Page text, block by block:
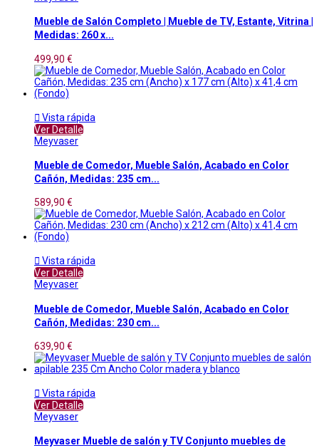
Mueble de Salón Completo | Mueble de TV, Estante, Vitrina |
Medidas: 260 x...
499,90 €
 Vista rápida
Ver Detalle
Meyvaser
Mueble de Comedor, Mueble Salón, Acabado en Color
Cañón, Medidas: 235 cm...
589,90 €
 Vista rápida
Ver Detalle
Meyvaser
Mueble de Comedor, Mueble Salón, Acabado en Color
Cañón, Medidas: 230 cm...
639,90 €
 Vista rápida
Ver Detalle
Meyvaser
Meyvaser Mueble de salón y TV Conjunto muebles de